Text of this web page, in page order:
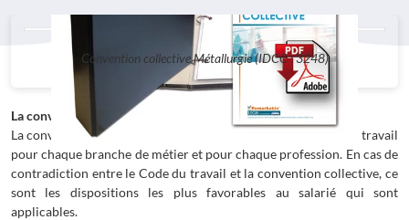
Convention collective Métallurgie (IDCC : 3248)
La convention collective
La convention collective complète les dispositions du code du travail
pour chaque branche de métier et pour chaque profession. En cas de
contradiction entre le Code du travail et la convention collective, ce
sont les dispositions les plus favorables au salarié qui sont
applicables.